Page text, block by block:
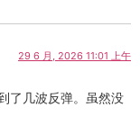
29 6 月, 2026 11:01 上午
了几波反弹。虽然没